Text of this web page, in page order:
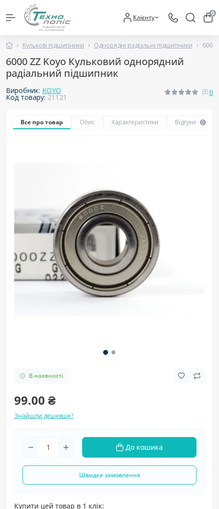
Клієнту 0
Кулькові підшипники Однорядні радіальні підшипники 6000
6000 ZZ Koyo Кульковий однорядний
радіальний підшипник
Виробник: KOYO
Код товару:21121
0
Все про товар Опис Характеристики Відгуки 0
В наявності
99.00 ₴
Знайшли дешевше?
До кошика
Швидке замовлення
Купити цей товар в 1 клік: